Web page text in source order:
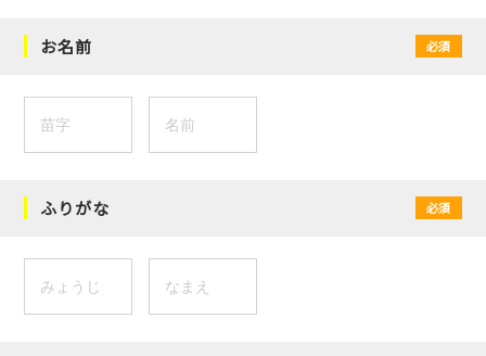
お名前 必須
ふりがな 必須